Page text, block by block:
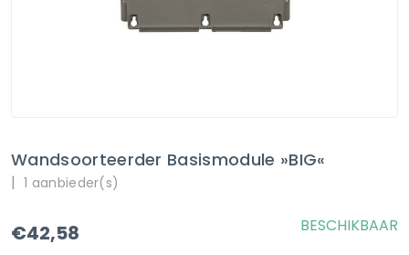
Wandsoorteerder Basismodule »BIG«
| 1 aanbieder(s)
€42,58 BESCHIKBAAR